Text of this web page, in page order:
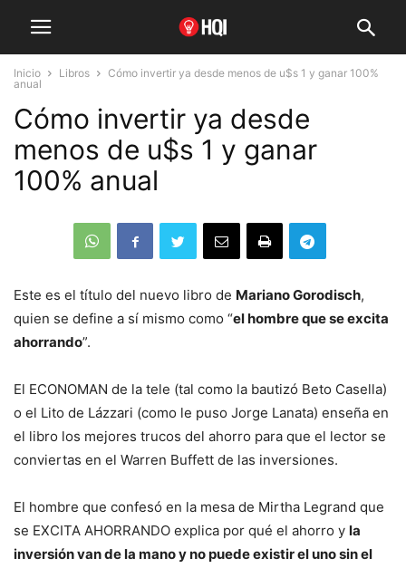
Inicio Libros
Cómo invertir ya desde menos de u$s 1 y ganar 100%
anual
Cómo invertir ya desde
menos de u$s 1 y ganar
100% anual
Este es el título del nuevo libro de Mariano Gorodisch,
quien se define a sí mismo como “el hombre que se excita
ahorrando”.
El ECONOMAN de la tele (tal como la bautizó Beto Casella)
o el Lito de Lázzari (como le puso Jorge Lanata) enseña en
el libro los mejores trucos del ahorro para que el lector se
conviertas en el Warren Buffett de las inversiones.
El hombre que confesó en la mesa de Mirtha Legrand que
se EXCITA AHORRANDO explica por qué el ahorro y la
inversión van de la mano y no puede existir el uno sin el